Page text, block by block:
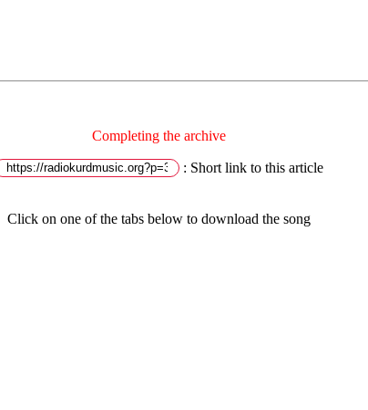
Completing the archive
Short link to this article :
Click on one of the tabs below to download the song